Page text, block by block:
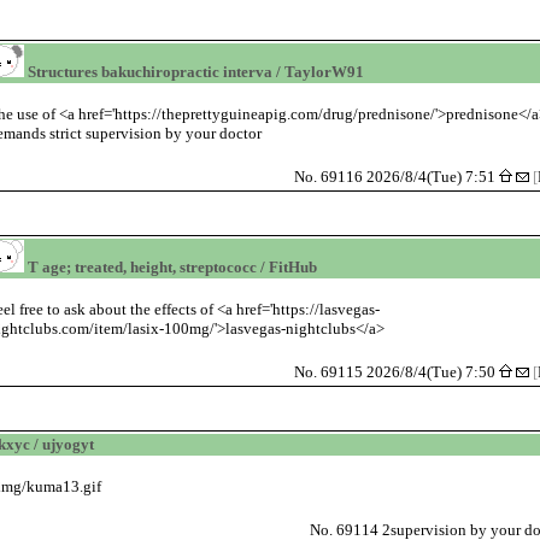
Structures bakuchiropractic interva / TaylorW91
use of <a href='https://theprettyguineapig.com/drug/prednisone/'>prednisone</
strict supervision by your doctor
No. 69116 2026/8/4(Tue) 7:51 [
T age; treated, height, streptococc / FitHub
free to ask about the effects of <a href='https://lasvegas-
item/lasix-100mg/'>lasvegas-nightclubs</a>
No. 69115 2026/8/4(Tue) 7:50 [
/ ujyogyt
kuma13.gif
No. 69114 2supervision by your